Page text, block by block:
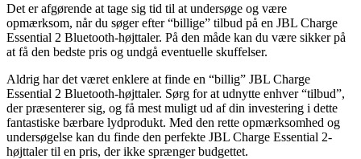
Det er afgørende at tage sig tid til at undersøge og være
opmærksom, når du søger efter “billige” tilbud på en JBL Charge
Essential 2 Bluetooth-højttaler. På den måde kan du være sikker på
at få den bedste pris og undgå eventuelle skuffelser.
Aldrig har det været enklere at finde en “billig” JBL Charge
Essential 2 Bluetooth-højttaler. Sørg for at udnytte enhver “tilbud”,
der præsenterer sig, og få mest muligt ud af din investering i dette
fantastiske bærbare lydprodukt. Med den rette opmærksomhed og
undersøgelse kan du finde den perfekte JBL Charge Essential 2-
højttaler til en pris, der ikke sprænger budgettet.